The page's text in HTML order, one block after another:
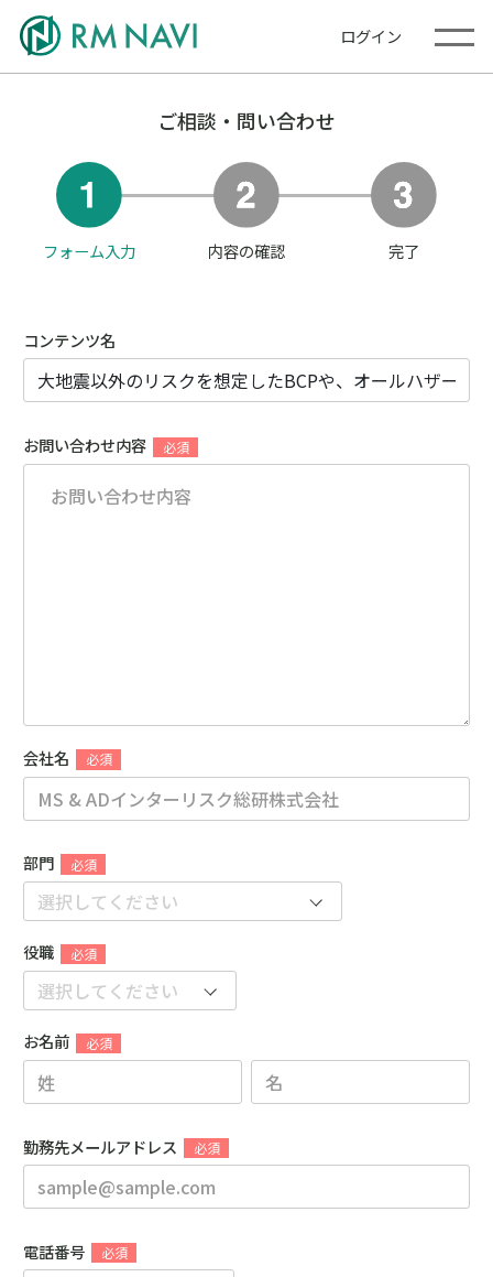
ログイン
ご相談・問い合わせ
フォーム入力 内容の確認 完了
コンテンツ名
お問い合わせ内容
会社名
部門
役職
お名前
勤務先メールアドレス
電話番号